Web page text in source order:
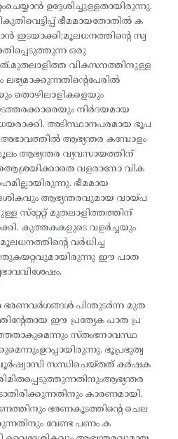
ഉദ്ദേശിച്ചുള്ളതായിരുന്നു.
ഭീമമായതോതിൽ ക
ഇടയാക്കി;മൂലധനത്തിന്റെ സ്വ
ഒരു
വികസനത്തിനുള്ള
തൊഴിലാളികളെയും
നിർദയമായ
അടിസ്ഥാനപരമായ ഭൂപ
ആഭ്യന്തര കമ്പോളം
ആഭ്യന്തര വ്യവസായത്തിന്
വളരാനോ വിക
ഭീമമായ
ആഭ്യന്തരവുമായ വായ്പ
സ്‌റ്റേറ്റ് മുതലാളിത്തത്തിന്
കുത്തകകളുടെ വളർച്ചയും
വർധിച്ച
ഈ പാത
പിന്തുടർന്ന മുത
ഈ പ്രത്യേക പാത പ്ര
സ്തംഭനാവസ്ഥ
ഭൂപ്രഭുത്വ
സന്ധിചെയ്തത് കർഷക
കാരണമായി.
ഭരണകൂടത്തിന്റെ ചെല
വേണ്ട പണം ക